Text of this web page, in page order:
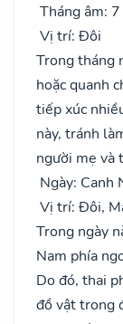
Tháng âm: 7
Vị trí: Đôi
Trong tháng
hoặc quanh
tiếp xúc
này, tránh
người mẹ và
Ngày: Canh
Vị trí: Đôi,
Trong ngày
Nam phía
Do đó, thai
đồ vật trong